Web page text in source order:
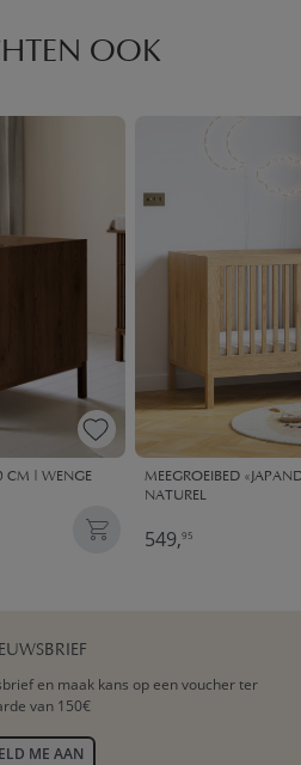
OOK
CM | WENGE
MEEGROEIBED
NATUREL
549,95
en maak kans op een voucher ter
van 150€
ME AAN